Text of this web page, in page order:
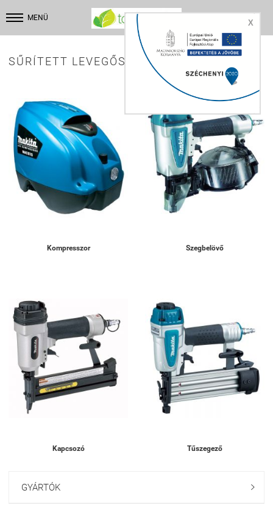
MENÜ  
SŰRÍTETT LEVEGŐS GÉPEK:
Kompresszor Szegbelövő
Kapcsozó Tűszegező
GYÁRTÓK 
X